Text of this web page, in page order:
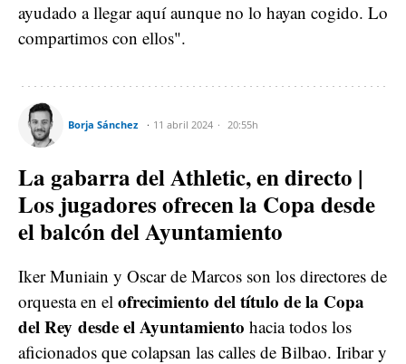
ayudado a llegar aquí aunque no lo hayan cogido. Lo
compartimos con ellos".
Borja Sánchez 11 abril 2024 20:55h
La gabarra del Athletic, en directo |
Los jugadores ofrecen la Copa desde
el balcón del Ayuntamiento
Iker Muniain y Oscar de Marcos son los directores de
orquesta en el ofrecimiento del título de la Copa
del Rey desde el Ayuntamiento hacia todos los
aficionados que colapsan las calles de Bilbao. Iribar y